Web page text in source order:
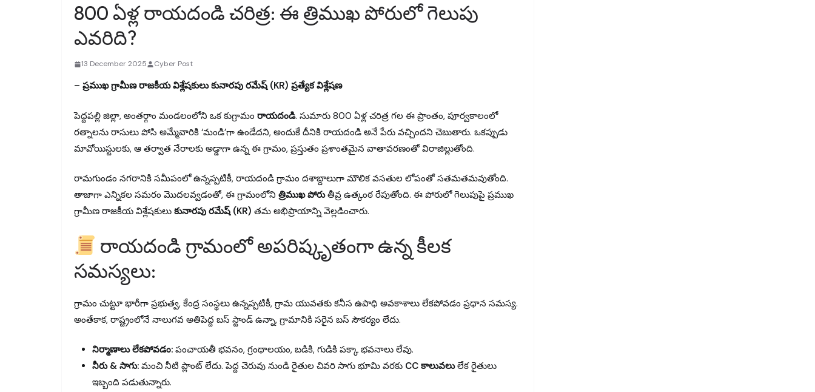
800 ఏళ్ల రాయదండి చరిత్ర: ఈ త్రిముఖ పోరులో గెలుపు
ఎవరిది?
13 December 2025 Cyber Post
– ప్రముఖ గ్రామీణ రాజకీయ విశ్లేషకులు కునారపు రమేష్ (KR) ప్రత్యేక విశ్లేషణ
పెద్దపల్లి జిల్లా, అంతర్గాం మండలంలోని ఒక కుగ్రామం రాయదండి. సుమారు 800 ఏళ్ల చరిత్ర గల ఈ ప్రాంతం, పూర్వకాలంలో
రత్నాలను రాసులు పోసి అమ్మేవారికి ‘మండి’గా ఉండేదని, అందుకే దీనికి రాయదండి అనే పేరు వచ్చిందని చెబుతారు. ఒకప్పుడు
మావోయిస్టులకు, ఆ తర్వాత నేరాలకు అడ్డాగా ఉన్న ఈ గ్రామం, ప్రస్తుతం ప్రశాంతమైన వాతావరణంతో విరాజిల్లుతోంది.
రామగుండం నగరానికి సమీపంలో ఉన్నప్పటికీ, రాయదండి గ్రామం దశాబ్దాలుగా మౌలిక వసతుల లోపంతో సతమతమవుతోంది.
తాజాగా ఎన్నికల సమరం మొదలవ్వడంతో, ఈ గ్రామంలోని త్రిముఖ పోరుతీవ్ర ఉత్కంఠ రేపుతోంది. ఈ పోరులో గెలుపుపై ప్రముఖ
గ్రామీణ రాజకీయ విశ్లేషకులు కునారపు రమేష్ (KR) తమ అభిప్రాయాన్ని వెల్లడించారు.
రాయదండి గ్రామంలో అపరిష్కృతంగా ఉన్న కీలక
సమస్యలు:
గ్రామం చుట్టూ భారీగా ప్రభుత్వ, కేంద్ర సంస్థలు ఉన్నప్పటికీ, గ్రామ యువతకు కనీస ఉపాధి అవకాశాలు లేకపోవడం ప్రధాన సమస్య.
అంతేకాక, రాష్ట్రంలోనే నాలుగవ అతిపెద్ద బస్ స్టాండ్ ఉన్నా, గ్రామానికి సరైన బస్ సౌకర్యం లేదు.
నిర్మాణాలు లేకపోవడం: పంచాయతీ భవనం, గ్రంథాలయం, బడికి, గుడికి పక్కా భవనాలు లేవు.
నీరు & సాగు: మంచి నీటి ప్లాంట్ లేదు. పెద్ద చెరువు నుండి రైతుల చివరి సాగు భూమి వరకు CC కాలువలులేక రైతులు
ఇబ్బంది పడుతున్నారు.